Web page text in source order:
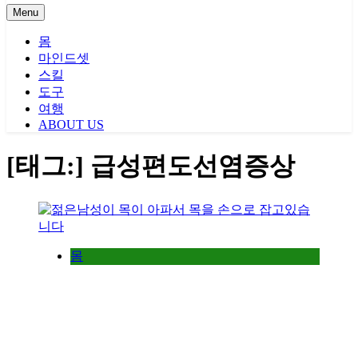
Menu
몸
마인드셋
스킬
도구
여행
ABOUT US
[태그:] 급성편도선염증상
몸